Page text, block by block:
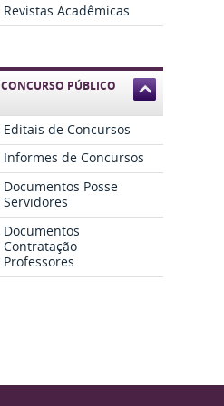
Revistas Acadêmicas
CONCURSO PÚBLICO
Editais de Concursos
Informes de Concursos
Documentos Posse
Servidores
Documentos
Contratação
Professores